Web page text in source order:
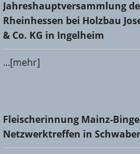
Rheinhessen bei Holzbau
Co. KG in Ingelheim
Jahreshauptversammlung
Rheinhessen bei Holzbau
& Co. KG in Ingelheim
...[mehr]
Fleischerinnung Mainz-Bingen:
Netzwerktreffen in
Fleischerinnung Mainz-
Netzwerktreffen in